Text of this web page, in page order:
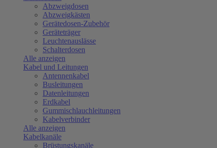
Abzweigdosen
Abzweigkästen
Gerätedosen-Zubehör
Geräteträger
Leuchtenauslässe
Schalterdosen
Alle anzeigen
Kabel und Leitungen
Antennenkabel
Busleitungen
Datenleitungen
Erdkabel
Gummischlauchleitungen
Kabelverbinder
Alle anzeigen
Kabelkanäle
Brüstungskanäle